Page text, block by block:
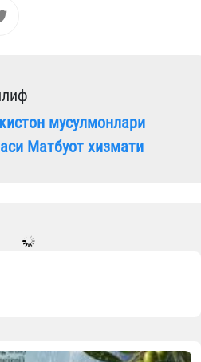
мусулмонлари
Матбуот хизмати
билимлар
1 min.